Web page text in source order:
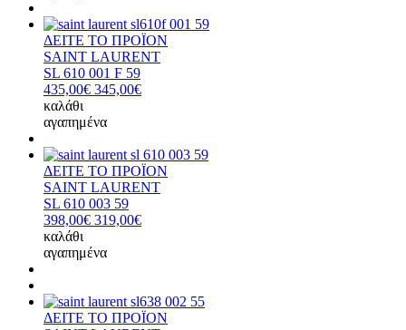
ΔΕΙΤΕ ΤΟ ΠΡΟΪΟΝ
SAINT LAURENT
SL 610 001 F 59
435,00€ 345,00€
καλάθι
αγαπημένα
ΔΕΙΤΕ ΤΟ ΠΡΟΪΟΝ
SAINT LAURENT
SL 610 003 59
398,00€ 319,00€
καλάθι
αγαπημένα
ΔΕΙΤΕ ΤΟ ΠΡΟΪΟΝ